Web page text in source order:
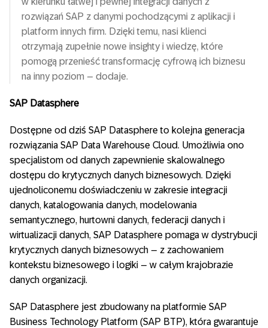
rozwiązań SAP z danymi pochodzącymi z aplikacji i
platform innych firm. Dzięki temu, nasi klienci
otrzymają zupełnie nowe insighty i wiedzę, które
pomogą przenieść transformację cyfrową ich biznesu
na inny poziom – dodaje.
SAP Datasphere
Dostępne od dziś SAP Datasphere to kolejna generacja
rozwiązania SAP Data Warehouse Cloud. Umożliwia ono
specjalistom od danych zapewnienie skalowalnego
dostępu do krytycznych danych biznesowych. Dzięki
ujednoliconemu doświadczeniu w zakresie integracji
danych, katalogowania danych, modelowania
semantycznego, hurtowni danych, federacji danych i
wirtualizacji danych, SAP Datasphere pomaga w dystrybucji
krytycznych danych biznesowych – z zachowaniem
kontekstu biznesowego i logiki – w całym krajobrazie
danych organizacji.
SAP Datasphere jest zbudowany na platformie SAP
Business Technology Platform (SAP BTP), która gwarantuje